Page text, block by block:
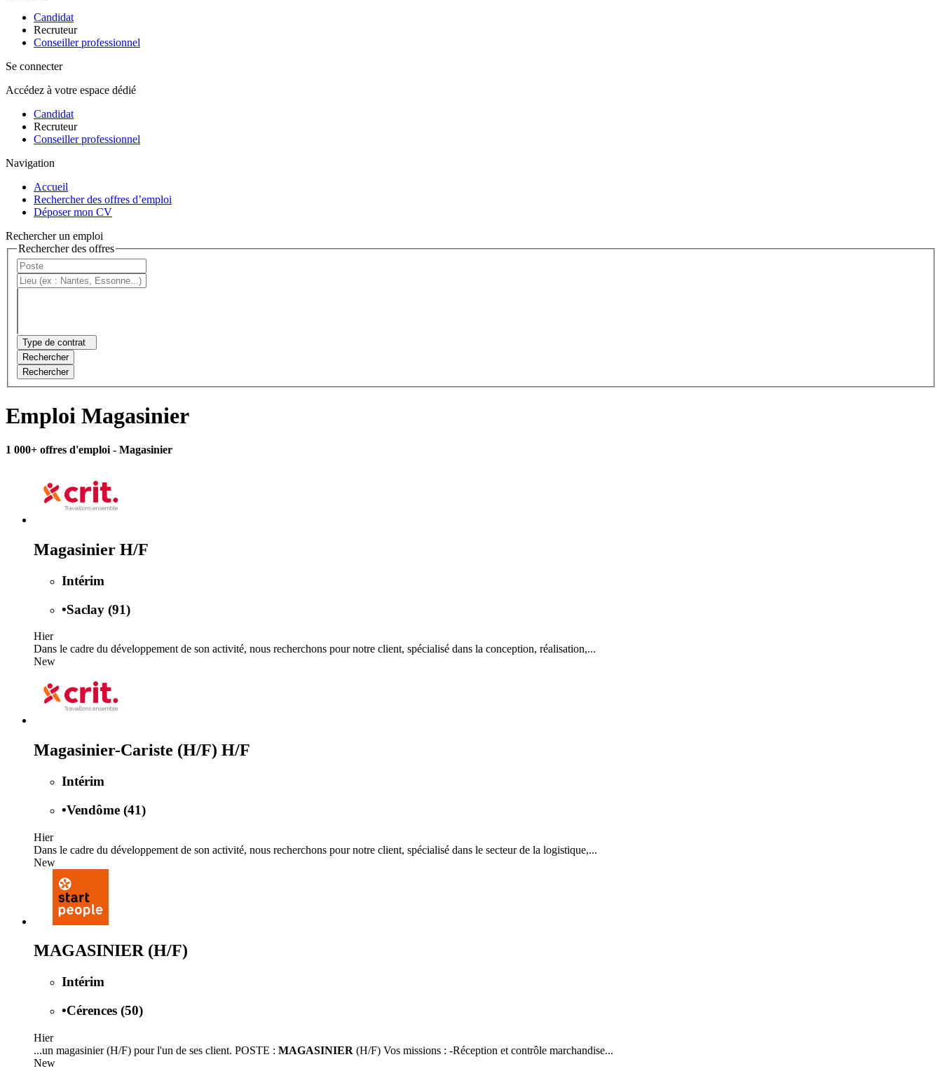
Candidat
Recruteur
Conseiller professionnel
Se connecter
Accédez à votre espace dédié
Candidat
Recruteur
Conseiller professionnel
Navigation
Accueil
Rechercher des offres d’emploi
Déposer mon CV
Rechercher un emploi
Rechercher des offres
Type de contrat
Rechercher
Rechercher
Emploi Magasinier
1 000+ offres d'emploi - Magasinier
Magasinier H/F
Intérim
•Saclay (91)
Hier
Dans le cadre du développement de son activité, nous recherchons pour notre client, spécialisé dans la conception, réalisation,...
New
Magasinier-Cariste (H/F) H/F
Intérim
•Vendôme (41)
Hier
Dans le cadre du développement de son activité, nous recherchons pour notre client, spécialisé dans le secteur de la logistique,...
New
MAGASINIER (H/F)
Intérim
•Cérences (50)
Hier
...un magasinier (H/F) pour l'un de ses client. POSTE : MAGASINIER (H/F) Vos missions : -Réception et contrôle marchandise...
New